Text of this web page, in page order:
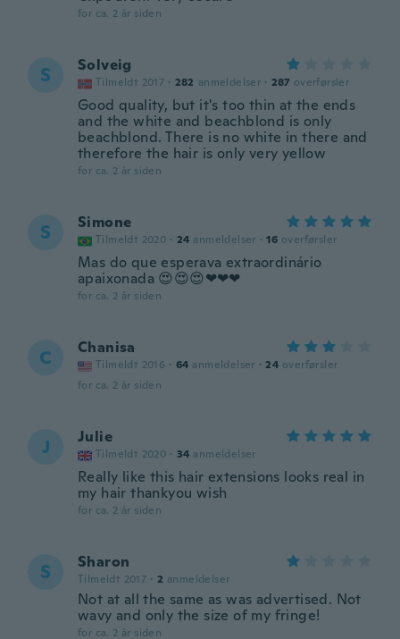
for ca. 2 år siden
S Solveig
Tilmeldt 2017 · 282 anmeldelser · 287 overførsler
Good quality, but it's too thin at the ends
and the white and beachblond is only
beachblond. There is no white in there and
therefore the hair is only very yellow
for ca. 2 år siden
S Simone
Tilmeldt 2020 · 24 anmeldelser · 16 overførsler
Mas do que esperava extraordinário
apaixonada 😍😍😍❤❤❤
for ca. 2 år siden
C Chanisa
Tilmeldt 2016 · 64 anmeldelser · 24 overførsler
for ca. 2 år siden
J Julie
Tilmeldt 2020 · 34 anmeldelser
Really like this hair extensions looks real in
my hair thankyou wish
for ca. 2 år siden
S Sharon
Tilmeldt 2017 · 2 anmeldelser
Not at all the same as was advertised. Not
wavy and only the size of my fringe!
for ca. 2 år siden